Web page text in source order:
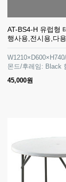
AT-BS4-H 유럽형
행사용,전시용,다
몬드/후레임: Black
45,000원